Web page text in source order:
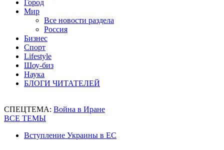
Город
Мир
Все новости раздела
Россия
Бизнес
Спорт
Lifestyle
Шоу-биз
Наука
БЛОГИ ЧИТАТЕЛЕЙ
СПЕЦТЕМА: Война в Иране
ВСЕ ТЕМЫ
Вступление Украины в ЕС